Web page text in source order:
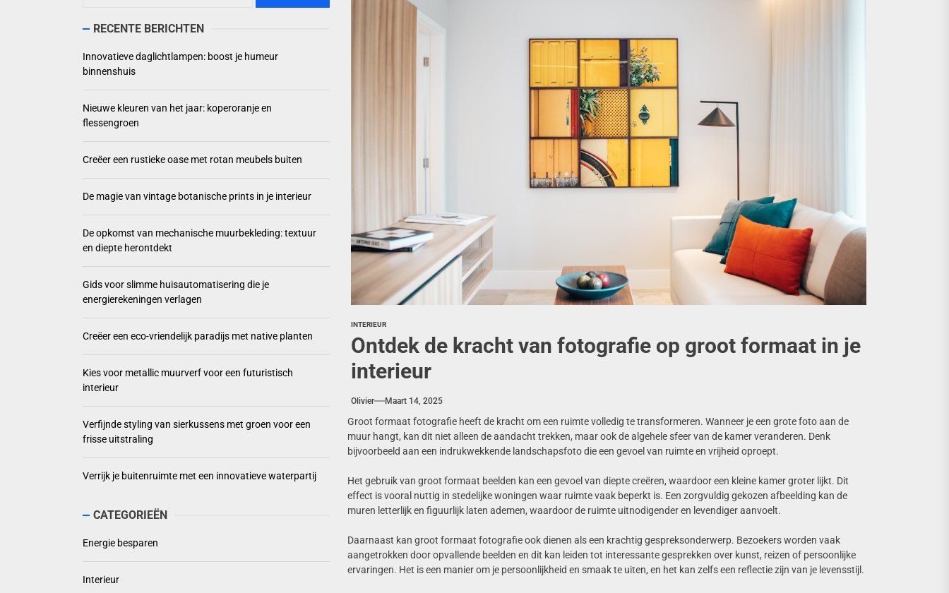
Creëer een rustieke oase met rotan meubels buiten
De magie van vintage botanische prints in je interieur
De opkomst van mechanische muurbekleding: textuur en diepte herontdekt
INTERIEUR
Ontdek de kracht van fotografie op groot formaat in je
interieur
Olivier Maart 14, 2025
Groot formaat fotografie heeft de kracht om een ruimte volledig te transformeren. Wanneer je een grote foto aan de
muur hangt, kan dit niet alleen de aandacht trekken, maar ook de algehele sfeer van de kamer veranderen. Denk
bijvoorbeeld aan een indrukwekkende landschapsfoto die een gevoel van ruimte en vrijheid oproept.
Het gebruik van groot formaat beelden kan een gevoel van diepte creëren, waardoor een kleine kamer groter lijkt. Dit
effect is vooral nuttig in stedelijke woningen waar ruimte vaak beperkt is. Een zorgvuldig gekozen afbeelding kan de
muren letterlijk en figuurlijk laten ademen, waardoor de ruimte uitnodigender en levendiger aanvoelt.
Daarnaast kan groot formaat fotografie ook dienen als een krachtig gespreksonderwerp. Bezoekers worden vaak
aangetrokken door opvallende beelden en dit kan leiden tot interessante gesprekken over kunst, reizen of persoonlijke
ervaringen. Het is een manier om je persoonlijkheid en smaak te uiten, en het kan zelfs een reflectie zijn van je levensstijl.
RECENTE BERICHTEN
Innovatieve daglichtlampen: boost je humeur
binnenshuis
Nieuwe kleuren van het jaar: koperoranje en
flessengroen
Creëer een rustieke oase met rotan meubels buiten
De magie van vintage botanische prints in je interieur
De opkomst van mechanische muurbekleding: textuur
en diepte herontdekt
Gids voor slimme huisautomatisering die je
energierekeningen verlagen
Creëer een eco-vriendelijk paradijs met native planten
Kies voor metallic muurverf voor een futuristisch
interieur
Verfijnde styling van sierkussens met groen voor een
frisse uitstraling
Verrijk je buitenruimte met een innovatieve waterpartij
CATEGORIEËN
Energie besparen
Interieur